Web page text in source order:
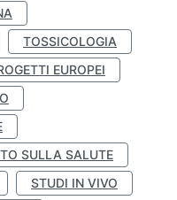
TOSSICOLOGIA
EUROPEI
SULLA SALUTE
STUDI IN VIVO